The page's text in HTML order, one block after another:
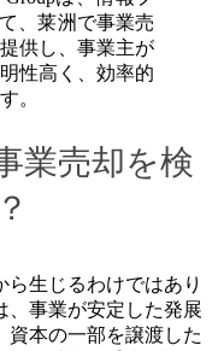
、莱洲で事業売
供し、事業主が
性高く、効率的
。
業売却を検
生じるわけではあり
、事業が安定した発展
資本の一部を譲渡した